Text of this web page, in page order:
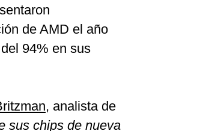
de AMD el año
94% en sus
, analista de
sus chips de nueva